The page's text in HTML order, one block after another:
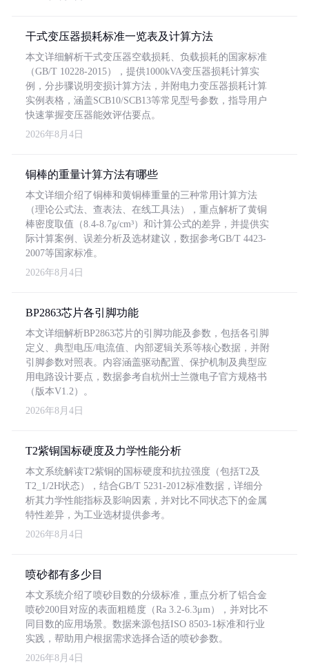
干式变压器损耗标准一览表及计算方法
本文详细解析干式变压器空载损耗、负载损耗的国家标准
（GB/T 10228-2015），提供1000kVA变压器损耗计算实
例，分步骤说明变损计算方法，并附电力变压器损耗计算
实例表格，涵盖SCB10/SCB13等常见型号参数，指导用户
快速掌握变压器能效评估要点。
2026年8月4日
铜棒的重量计算方法有哪些
本文详细介绍了铜棒和黄铜棒重量的三种常用计算方法
（理论公式法、查表法、在线工具法），重点解析了黄铜
棒密度取值（8.4-8.7g/cm³）和计算公式的差异，并提供实
际计算案例、误差分析及选材建议，数据参考GB/T 4423-
2007等国家标准。
2026年8月4日
BP2863芯片各引脚功能
本文详细解析BP2863芯片的引脚功能及参数，包括各引脚
定义、典型电压/电流值、内部逻辑关系等核心数据，并附
引脚参数对照表。内容涵盖驱动配置、保护机制及典型应
用电路设计要点，数据参考自杭州士兰微电子官方规格书
（版本V1.2）。
2026年8月4日
T2紫铜国标硬度及力学性能分析
本文系统解读T2紫铜的国标硬度和抗拉强度（包括T2及
T2_1/2H状态），结合GB/T 5231-2012标准数据，详细分
析其力学性能指标及影响因素，并对比不同状态下的金属
特性差异，为工业选材提供参考。
2026年8月4日
喷砂都有多少目
本文系统介绍了喷砂目数的分级标准，重点分析了铝合金
喷砂200目对应的表面粗糙度（Ra 3.2-6.3μm），并对比不
同目数的应用场景。数据来源包括ISO 8503-1标准和行业
实践，帮助用户根据需求选择合适的喷砂参数。
2026年8月4日